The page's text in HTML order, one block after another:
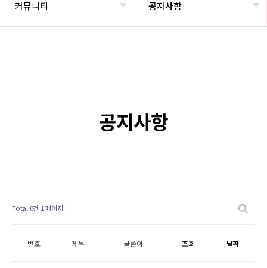
커뮤니티 공지사항
공지사항
Total 0건 1 페이지
번호 제목 글쓴이 조회 날짜